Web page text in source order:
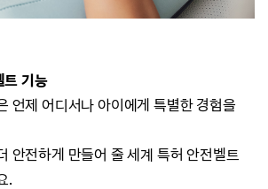
트 기능
언제 어디서나아이에게 특별한 경험을
안전하게 만들어 줄 세계 특허 안전벨트
.